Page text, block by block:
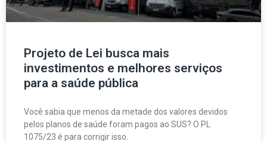
Projeto de Lei busca mais
investimentos e melhores serviços
para a saúde pública
Você sabia que menos da metade dos valores devidos
pelos planos de saúde foram pagos ao SUS? O PL
1075/23 é para corrigir isso.